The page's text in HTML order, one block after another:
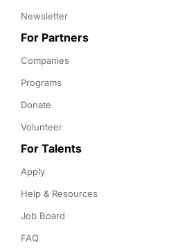
Newsletter
For Partners
Companies
Programs
Donate
Volunteer
For Talents
Apply
Help & Resources
Job Board
FAQ